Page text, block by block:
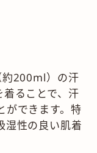
約200ml）の汗
ることで、汗
ができます。特
湿性の良い肌着